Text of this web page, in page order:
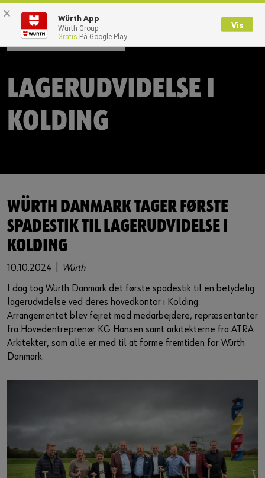
Brugernavn
Glemt dit kodeord?
Husk login data
eller
Har du lyst til at være en online kunde?
Tilmeld dig her i tre enkle trin for at bruge alle funktionerne i
WÜRTH
LAGERUDVIDELSE I
KOLDING
WÜRTH DANMARK TAGER FØRSTE
SPADESTIK TIL LAGERUDVIDELSE I
KOLDING
10.10.2024 | Würth
I dag tog Würth Danmark det første spadestik til en betydelig
lagerudvidelse ved deres hovedkontor i Kolding.
Arrangementet blev fejret med medarbejdere, repræsentanter
fra Hovedentreprenør KG Hansen samt arkitekterne fra ATRA
Arkitekter, som alle er med til at forme fremtiden for Würth
Danmark.
× Würth App
Würth Group
Gratis På Google Play
Vis